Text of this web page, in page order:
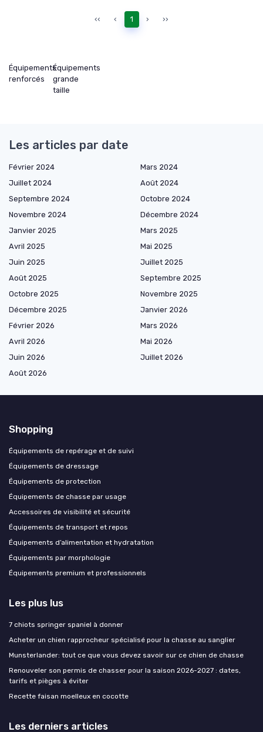
‹‹ ‹ 1 › ››
Équipements
renforcés
Équipements
grande
taille
Les articles par date
Février 2024
Mars 2024
Juillet 2024
Août 2024
Septembre 2024
Octobre 2024
Novembre 2024
Décembre 2024
Janvier 2025
Mars 2025
Avril 2025
Mai 2025
Juin 2025
Juillet 2025
Août 2025
Septembre 2025
Octobre 2025
Novembre 2025
Décembre 2025
Janvier 2026
Février 2026
Mars 2026
Avril 2026
Mai 2026
Juin 2026
Juillet 2026
Août 2026
Shopping
Équipements de repérage et de suivi
Équipements de dressage
Équipements de protection
Équipements de chasse par usage
Accessoires de visibilité et sécurité
Équipements de transport et repos
Équipements d’alimentation et hydratation
Équipements par morphologie
Équipements premium et professionnels
Les plus lus
7 chiots springer spaniel à donner
Acheter un chien rapprocheur spécialisé pour la chasse au sanglier
Munsterlander: tout ce que vous devez savoir sur ce chien de chasse
Renouveler son permis de chasser pour la saison 2026-2027 : dates,
tarifs et pièges à éviter
Recette faisan moelleux en cocotte
Les derniers articles